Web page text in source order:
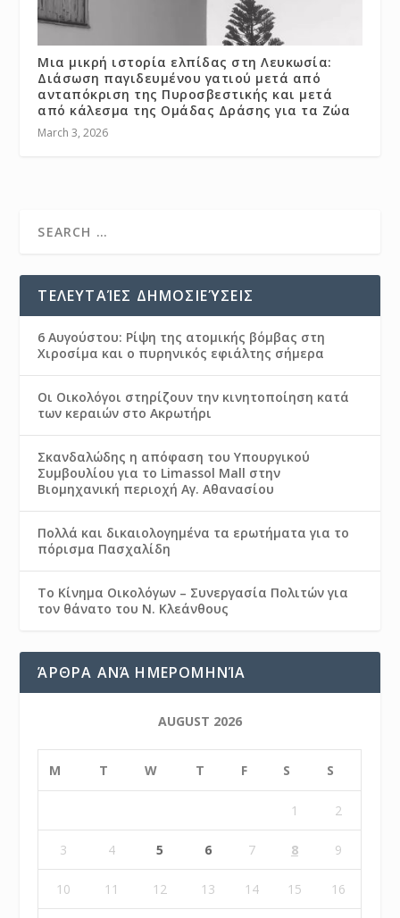
Μια μικρή ιστορία ελπίδας στη Λευκωσία:
Διάσωση παγιδευμένου γατιού μετά από
ανταπόκριση της Πυροσβεστικής και μετά
από κάλεσμα της Ομάδας Δράσης για τα Ζώα
March 3, 2026
ΤΕΛΕΥΤΑΊΕΣ ΔΗΜΟΣΙΕΎΣΕΙΣ
6 Αυγούστου: Ρίψη της ατομικής βόμβας στη
Χιροσίμα και ο πυρηνικός εφιάλτης σήμερα
Οι Οικολόγοι στηρίζουν την κινητοποίηση κατά
των κεραιών στο Ακρωτήρι
Σκανδαλώδης η απόφαση του Υπουργικού
Συμβουλίου για το Limassol Mall στην
Βιομηχανική περιοχή Αγ. Αθανασίου
Πολλά και δικαιολογημένα τα ερωτήματα για το
πόρισμα Πασχαλίδη
Το Κίνημα Οικολόγων – Συνεργασία Πολιτών για
τον θάνατο του Ν. Κλεάνθους
ΆΡΘΡΑ ΑΝΆ ΗΜΕΡΟΜΗΝΊΑ
AUGUST 2026
M T W T F S S
1 2
3 4 5 6 7 8 9
10 11 12 13 14 15 16